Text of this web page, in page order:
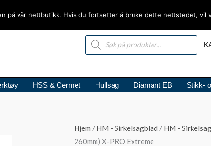
PRODUCTS
SEARCH
HSS & Cermet Hullsag Diamant EB Stikk-
Hjem / HM - Sirkelsagblad / HM -
260mm) X-PRO Extreme
på vår nettbutikk. Hvis du fortsetter å bruke dette nettstedet, vil